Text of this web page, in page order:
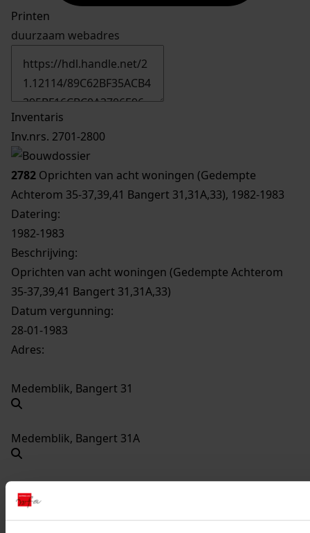
Printen
duurzaam webadres
Inventaris
Inv.nrs. 2701-2800
2782 Oprichten van acht woningen (Gedempte
Achterom 35-37,39,41 Bangert 31,31A,33), 1982-1983
Datering:
1982-1983
Beschrijving:
Oprichten van acht woningen (Gedempte Achterom
35-37,39,41 Bangert 31,31A,33)
Datum vergunning:
28-01-1983
Adres:
Medemblik, Bangert 31
Medemblik, Bangert 31A